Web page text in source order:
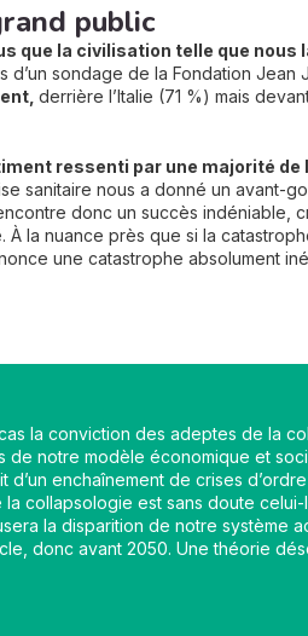
public
que la civilisation telle que
d’un sondage de la Fondation Jean
derrière l’Italie (71 %) mais
ressenti par une majorité de
sanitaire nous a donné un avant-
donc un succès indéniable,
la nuance près que si la
une catastrophe absolument
la conviction des adeptes de la
de notre modèle économique et
enchaînement de crises
collapsologie est sans doute
la disparition de notre système
donc avant 2050. Une théorie